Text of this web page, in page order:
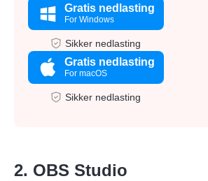
Gratis nedlasting
For Windows
Sikker nedlasting
Gratis nedlasting
For macOS
Sikker nedlasting
2. OBS Studio